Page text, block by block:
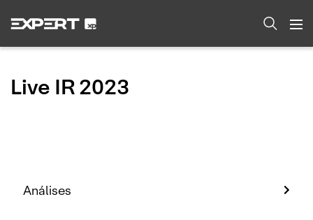
Live IR 2023
Análises